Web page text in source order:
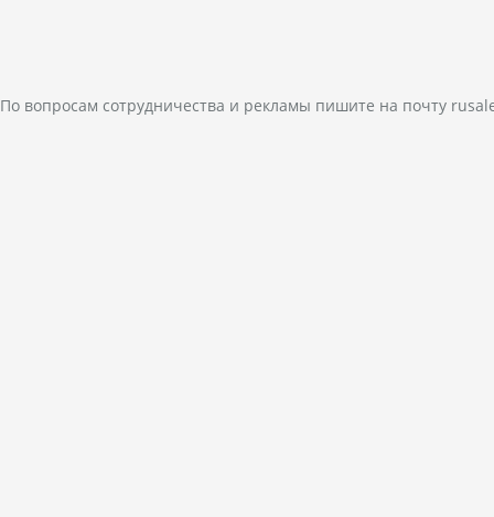
По вопросам сотрудничества и рекламы пишите на почту